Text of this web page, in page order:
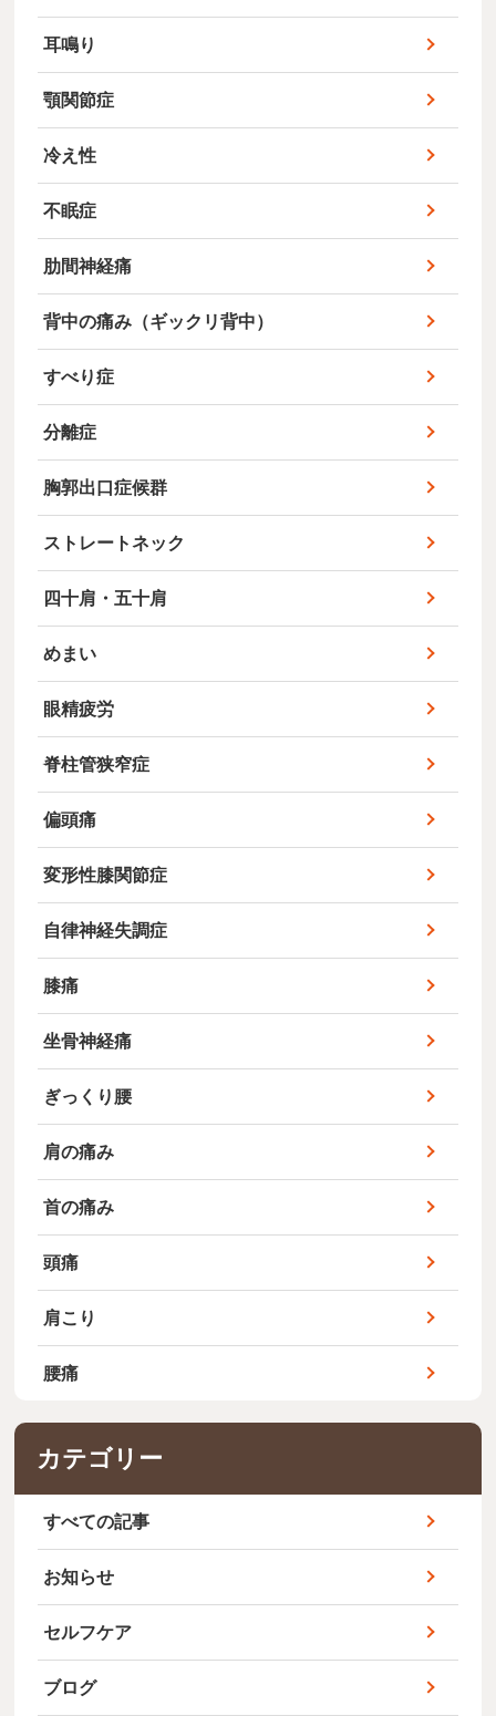
耳鳴り
顎関節症
冷え性
不眠症
肋間神経痛
背中の痛み（ギックリ背中）
すべり症
分離症
胸郭出口症候群
ストレートネック
四十肩・五十肩
めまい
眼精疲労
脊柱管狭窄症
偏頭痛
変形性膝関節症
自律神経失調症
膝痛
坐骨神経痛
ぎっくり腰
肩の痛み
首の痛み
頭痛
肩こり
腰痛
カテゴリー
すべての記事
お知らせ
セルフケア
ブログ